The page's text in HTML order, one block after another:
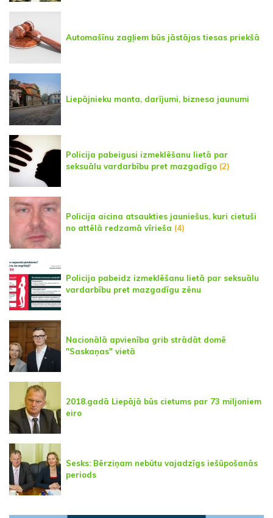
Automašīnu zagļiem būs jāstājas tiesas priekšā
Liepājnieku manta, darījumi, biznesa jaunumi
Policija pabeigusi izmeklēšanu lietā par
seksuālu vardarbību pret mazgadīgo (2)
Policija aicina atsaukties jauniešus, kuri cietuši
no attēlā redzamā vīrieša (4)
Policija pabeidz izmeklēšanu lietā par seksuālu
vardarbību pret mazgadīgu zēnu
Nacionālā apvienība grib strādāt domē
"Saskaņas" vietā
2018.gadā Liepājā būs cietums par 73 miljoniem
eiro
Sesks: Bērziņam nebūtu vajadzīgs iešūpošanās
periods